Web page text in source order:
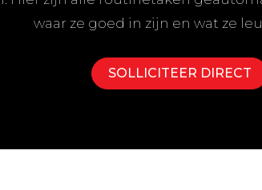
Compleet overzicht van alle
waar ze goed in zijn en wat ze
SOLLICITEER DIRECT